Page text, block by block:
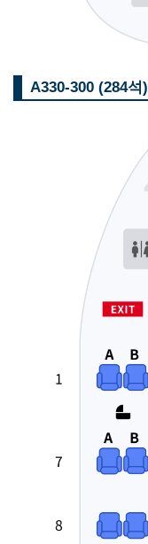
A330-300 (284석)